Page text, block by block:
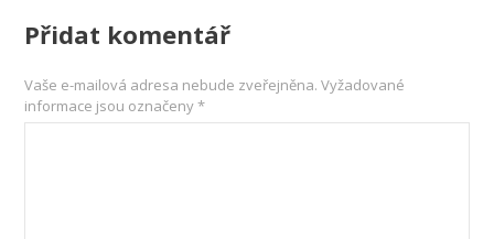
Přidat komentář
Vaše e-mailová adresa nebude zveřejněna. Vyžadované
informace jsou označeny*